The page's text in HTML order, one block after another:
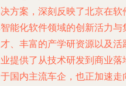
方案，深刻反映了北京在
能化软件领域的创新活力
、丰富的产学研资源以及
提供了从技术研发到商业
国内主流车企，也正加速